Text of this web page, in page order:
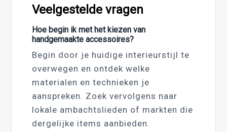
Veelgestelde vragen
Hoe begin ik met het kiezen van
handgemaakte accessoires?
Begin door je huidige interieurstijl te
overwegen en ontdek welke
materialen en technieken je
aanspreken. Zoek vervolgens naar
lokale ambachtslieden of markten die
dergelijke items aanbieden.